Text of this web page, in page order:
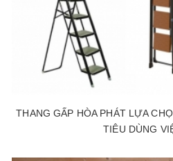
THANG GẤP HÒA PHÁT LỰA
TIÊU DÙNG